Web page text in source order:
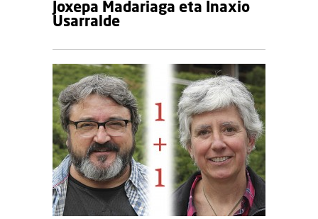
Joxepa Madariaga eta Inaxio
Usarralde